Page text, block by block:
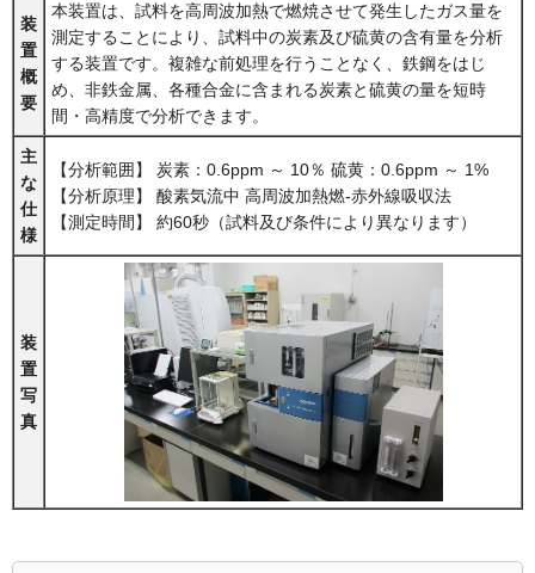
装
置
概
要
本装置は、試料を高周波加熱で燃焼させて発生したガス量を
測定することにより、試料中の炭素及び硫黄の含有量を分析
する装置です。複雑な前処理を行うことなく、鉄鋼をはじ
め、非鉄金属、各種合金に含まれる炭素と硫黄の量を短時
間・高精度で分析できます。
主
な
仕
様
【分析範囲】 炭素：0.6ppm ～ 10％ 硫黄：0.6ppm ～ 1%
【分析原理】 酸素気流中 高周波加熱燃-赤外線吸収法
【測定時間】 約60秒（試料及び条件により異なります）
装
置
写
真